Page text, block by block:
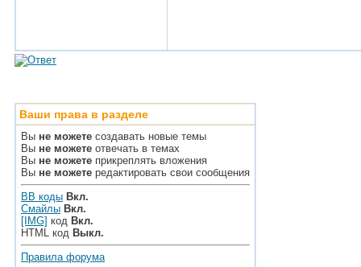
Ваши права в разделе
Вы не можете создавать новые темы
Вы не можете отвечать в темах
Вы не можете прикреплять вложения
Вы не можете редактировать свои сообщения
BB коды Вкл.
Смайлы Вкл.
[IMG] код Вкл.
HTML код Выкл.
Правила форума